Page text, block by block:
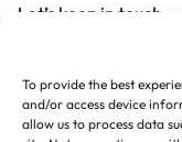
To provide the best
and/or access device
allow us to process data
Let’s keep in touch
Get
Stay Connected